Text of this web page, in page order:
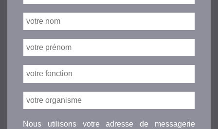
Nous utilisons votre adresse de messagerie